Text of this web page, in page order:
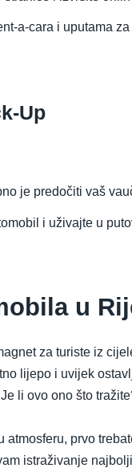
a-cara i uputama
Up
je predočiti vaš
i uživajte u
u
za turiste iz
lijepo i uvijek
li ovo ono što
prvo
istraživanje